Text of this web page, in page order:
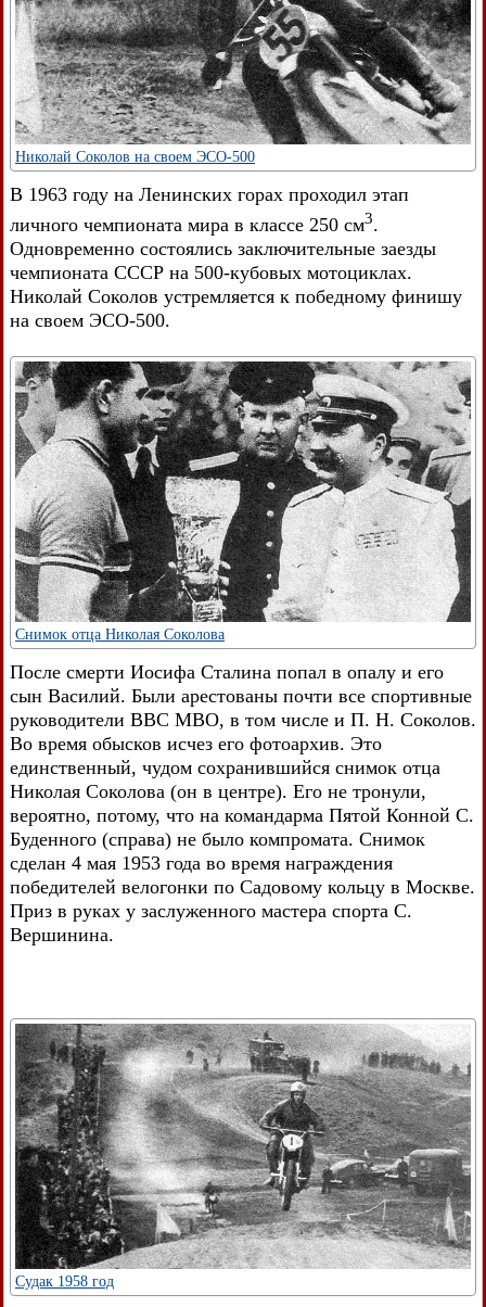
Николай Соколов на своем ЭСО-500
В 1963 году на Ленинских горах проходил этап
личного чемпионата мира в классе 250 см3.
Одновременно состоялись заключительные заезды
чемпионата СССР на 500-кубовых мотоциклах.
Николай Соколов устремляется к победному финишу
на своем ЭСО-500.
Снимок отца Николая Соколова
После смерти Иосифа Сталина попал в опалу и его
сын Василий. Были арестованы почти все спортивные
руководители ВВС МВО, в том числе и П. Н. Соколов.
Во время обысков исчез его фотоархив. Это
единственный, чудом сохранившийся снимок отца
Николая Соколова (он в центре). Его не тронули,
вероятно, потому, что на командарма Пятой Конной С.
Буденного (справа) не было компромата. Снимок
сделан 4 мая 1953 года во время награждения
победителей велогонки по Садовому кольцу в Москве.
Приз в руках у заслуженного мастера спорта С.
Вершинина.
Судак 1958 год